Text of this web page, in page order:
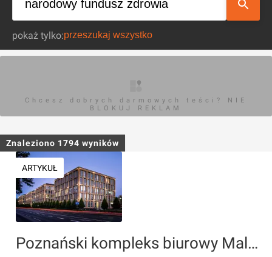
pokaż tylko:
Chcesz dobrych darmowych teści? NIE
BLOKUJ REKLAM
Znaleziono 1794 wyników
ARTYKUŁ
Poznański kompleks biurowy Malta Office Park pozyskał nowego, kluczowego najemcę